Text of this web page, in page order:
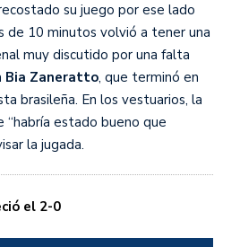
Sports
July 10, 2022
su juego por ese lado
de 10 minutos volvió a tener una
muy discutido por una falta
Bia Zaneratto, que terminó en
brasileña. En los vestuarios, la
estado bueno que
la jugada.
el 2-0